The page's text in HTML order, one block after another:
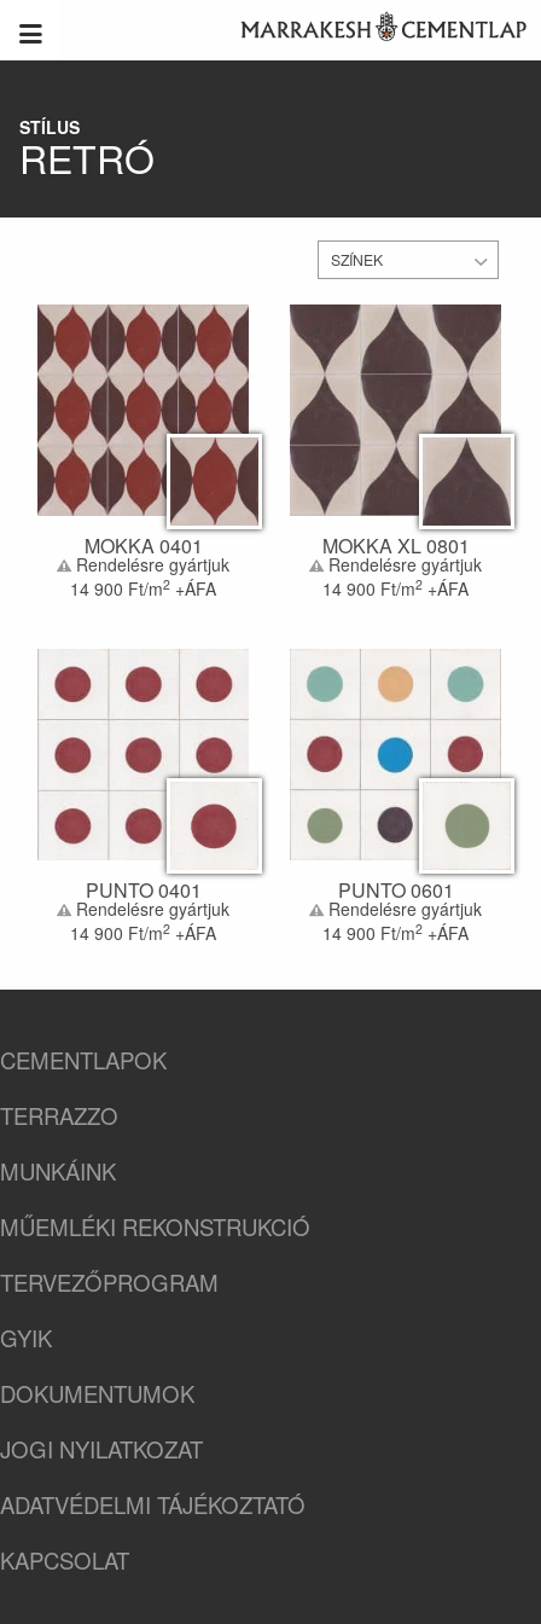
STÍLUS
RETRÓ
SZÍNEK
MOKKA 0401
Rendelésre gyártjuk
14 900 Ft/m2 +ÁFA
MOKKA XL 0801
Rendelésre gyártjuk
14 900 Ft/m2 +ÁFA
PUNTO 0401
Rendelésre gyártjuk
14 900 Ft/m2 +ÁFA
PUNTO 0601
Rendelésre gyártjuk
14 900 Ft/m2 +ÁFA
CEMENTLAPOK
TERRAZZO
MUNKÁINK
MŰEMLÉKI REKONSTRUKCIÓ
TERVEZŐPROGRAM
GYIK
DOKUMENTUMOK
JOGI NYILATKOZAT
ADATVÉDELMI TÁJÉKOZTATÓ
KAPCSOLAT